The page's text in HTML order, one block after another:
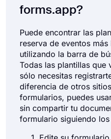
Ver todas las
forms.app?
Puede encontrar las
reserva de eventos
utilizando la barra de
Todas las plantillas que
sólo necesitas
diferencia de otros
formularios, puedes
sin compartir tu
formulario siguiendo